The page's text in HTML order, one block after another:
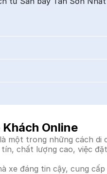
Online
một trong những cách
chất lượng cao, việc
đáng tin cậy, cung